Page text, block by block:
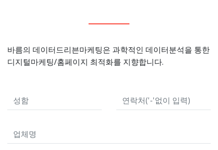
바름의 데이터드리븐마케팅은 과학적인 데이터분석을 통한
디지털마케팅/홈페이지 최적화를 지향합니다.